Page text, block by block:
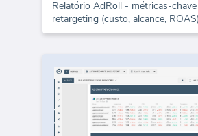
Relatório AdRoll - métricas-
retargeting (custo, alcance, ROAS)